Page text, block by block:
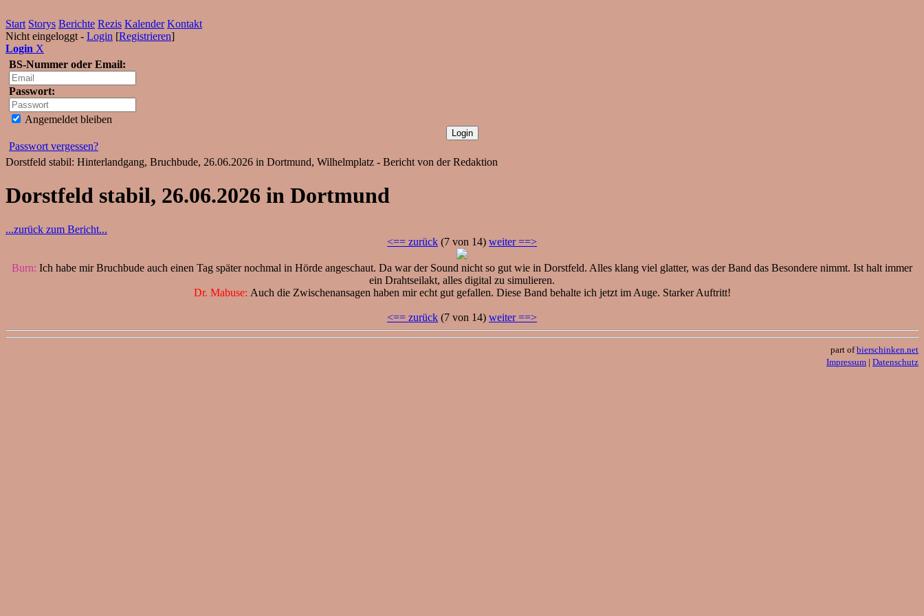
Start Storys Berichte Rezis Kalender Kontakt
Nicht eingeloggt - Login [Registrieren]
Login X
BS-Nummer oder Email:
Passwort:
Angemeldet bleiben
Passwort vergessen?
Dorstfeld stabil: Hinterlandgang, Bruchbude, 26.06.2026 in Dortmund, Wilhelmplatz - Bericht von der Redaktion
Dorstfeld stabil, 26.06.2026 in Dortmund
...zurück zum Bericht...
<== zurück (7 von 14) weiter ==>
Burn: Ich habe mir Bruchbude auch einen Tag später nochmal in Hörde angeschaut. Da war der Sound nicht so gut wie in Dorstfeld. Alles klang viel glatter, was der Band das Besondere nimmt. Ist halt immer
ein Drahtseilakt, alles digital zu simulieren.
Dr. Mabuse: Auch die Zwischenansagen haben mir echt gut gefallen. Diese Band behalte ich jetzt im Auge. Starker Auftritt!
<== zurück (7 von 14) weiter ==>
part ofbierschinken.net
Impressum | Datenschutz